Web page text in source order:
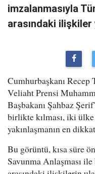
imzalanmasıyla
arasındaki ilişkiler
Cumhurbaşkanı
Veliaht Prensi
Başbakanı Şahbaz
birlikte kılması, iki
yakınlaşmanın en
Bu görüntü, kısa süre
Savunma Anlaşması